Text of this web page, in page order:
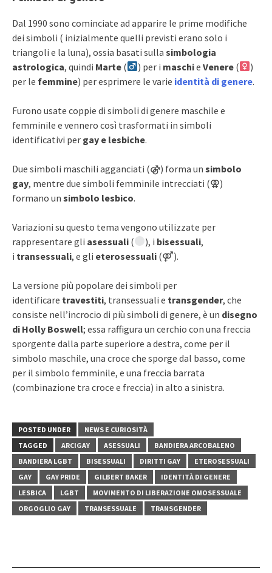
Dal 1990 sono cominciate ad apparire le prime modifiche
dei simboli ( inizialmente quelli previsti erano solo i
triangoli e la luna), ossia basati sulla simbologia
astrologica, quindi Marte ( ) per i maschieVenere (
)
per le femmine) per esprimere le varie identità di genere.
Furono usate coppie di simboli di genere maschile e
femminile e vennero così trasformati in simboli
identificativi per gay e lesbiche.
Due simboli maschili agganciati (⚣) forma un simbolo
gay, mentre due simboli femminile intrecciati (⚢)
formano un simbolo lesbico.
Variazioni su questo tema vengono utilizzate per
rappresentare gli asessuali ( ), i bisessuali,
i transessuali, e gli eterosessuali (⚤).
La versione più popolare dei simboli per
identificare travestiti, transessuali e transgender, che
consiste nell’incrocio di più simboli di genere, è un disegno
di Holly Boswell; essa raffigura un cerchio con una freccia
sporgente dalla parte superiore a destra, come per il
simbolo maschile, una croce che sporge dal basso, come
per il simbolo femminile, e una freccia barrata
(combinazione tra croce e freccia) in alto a sinistra.
POSTED UNDER
NEWS E CURIOSITÀ
TAGGED
ARCIGAY ASESSUALI
BANDIERA ARCOBALENO
BANDIERA LGBT
BISESSUALI DIRITTI GAY
ETEROSESSUALI
GAY
GAY PRIDE GILBERT BAKER
IDENTITÀ DI GENERE
LESBICA
LGBT
MOVIMENTO DI LIBERAZIONE OMOSESSUALE
ORGOGLIO GAY
TRANSESSUALE TRANSGENDER